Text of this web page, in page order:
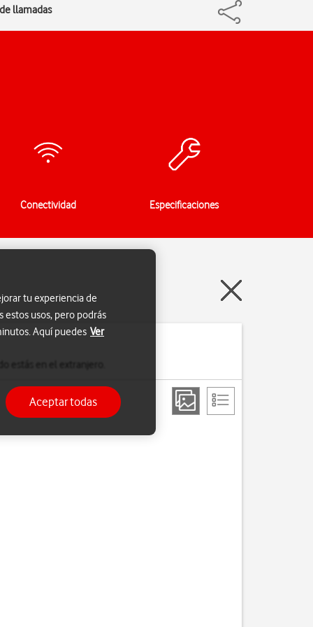
llamadas
Conectividad Especificaciones
tu experiencia de
estos usos, pero podrás
Aquí puedes Ver
Aceptar todas